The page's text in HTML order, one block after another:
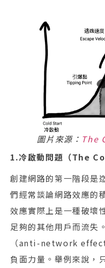
圖片來源： The
1.冷啟動問題（The
創建網路的第一階段是
們經常談論網路效應的
效應實際上是一種破壞
足夠的其他用戶而流失
（anti-network
負面力量。舉例來說，